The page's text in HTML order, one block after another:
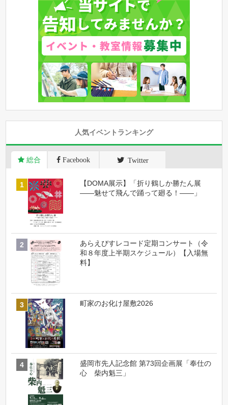
人気イベントランキング
総合 Facebook Twitter
【DOMA展示】「折り鶴しか勝たん展
――魅せて飛んで踊って廻る！――」
あらえびすレコード定期コンサート（令
和８年度上半期スケジュール）【入場無
料】
町家のお化け屋敷2026
盛岡市先人記念館 第73回企画展「奉仕の
心 柴内魁三」